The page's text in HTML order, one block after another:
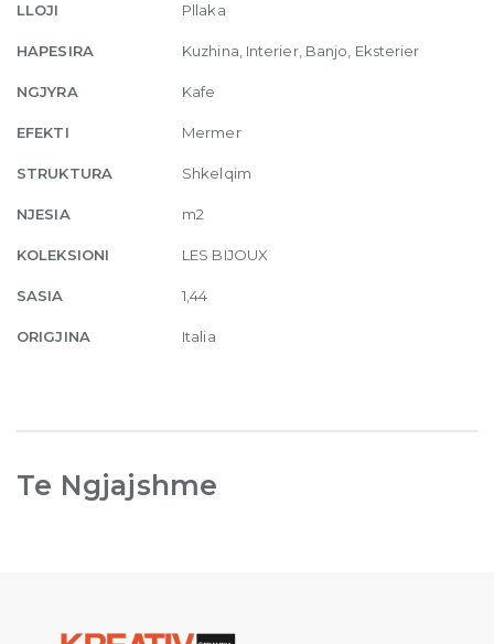
Glossy
10mm
x
120
LLOJI Pllaka
HAPESIRA Kuzhina, Interier, Banjo, Eksterier
NGJYRA Kafe
EFEKTI Mermer
STRUKTURA Shkelqim
NJESIA m2
KOLEKSIONI LES BIJOUX
SASIA 1,44
ORIGJINA Italia
Te Ngjajshme